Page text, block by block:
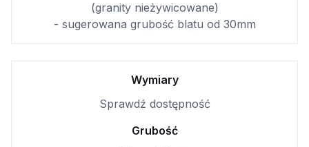
(granity nieżywicowane)
- sugerowana grubość blatu od 30mm
Wymiary
Sprawdź dostępność
Grubość